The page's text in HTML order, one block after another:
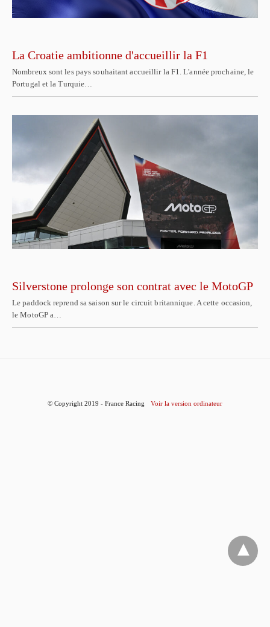
La Croatie ambitionne d'accueillir la F1
Nombreux sont les pays souhaitant accueillir la F1. L'année prochaine, le
Portugal et la Turquie…
Silverstone prolonge son contrat avec le MotoGP
Le paddock reprend sa saison sur le circuit britannique. A cette occasion,
le MotoGP a…
© Copyright 2019 - France Racing Voir la version ordinateur